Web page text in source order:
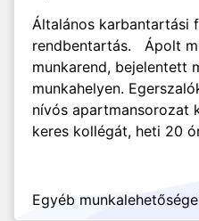
Általános karbantartási
rendbentartás. Ápolt
munkarend, bejelentett
munkahelyen.
nívós apartmansorozat
keres kollégát, heti 20
Egyéb